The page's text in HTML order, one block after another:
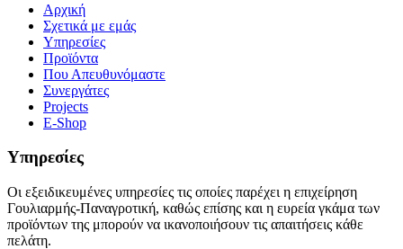
Αρχική
Σχετικά με εμάς
Υπηρεσίες
Προϊόντα
Που Απευθυνόμαστε
Συνεργάτες
Projects
E-Shop
Υπηρεσίες
Οι εξειδικευμένες υπηρεσίες τις οποίες παρέχει η επιχείρηση
Γουλιαρμής-Παναγροτική, καθώς επίσης και η ευρεία γκάμα των
προϊόντων της μπορούν να ικανοποιήσουν τις απαιτήσεις κάθε
πελάτη.